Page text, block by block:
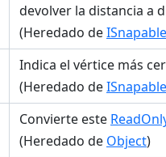
devolver la distancia a
(Heredado deISnapable
Indica el vértice más
(Heredado deISnapable
Convierte este
(Heredado de Object)